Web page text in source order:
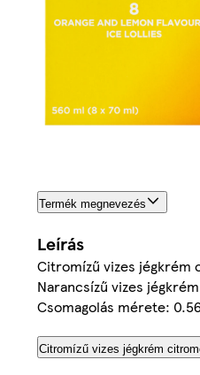
Termék megnevezés
Leírás
Citromízű vizes jégkrém
Narancsízű vizes
Csomagolás mérete:
Citromízű vizes jégkrém